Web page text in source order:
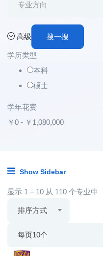
专业方向
高级 搜一搜
学历类型
本科
硕士
学年花费
￥0 - ￥ 1,080,000
Show Sidebar
显示 1 – 10 从 110 个专业中
排序方式
每页10个